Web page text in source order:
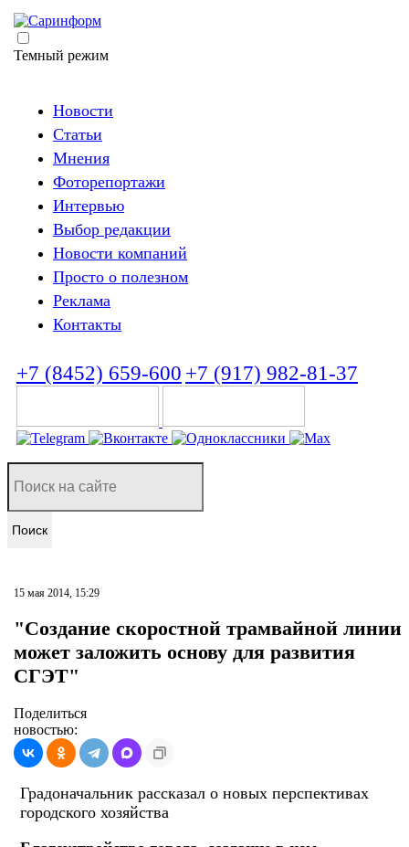
Темный режим
Новости
Статьи
Мнения
Фоторепортажи
Интервью
Выбор редакции
Новости компаний
Просто о полезном
Реклама
Контакты
+7 (8452) 659-600 +7 (917) 982-81-37
Поиск
15 мая 2014, 15:29
"Создание скоростной трамвайной линии
может заложить основу для развития
СГЭТ"
Поделиться
новостью:
Градоначальник рассказал о новых перспективах
городского хозяйства